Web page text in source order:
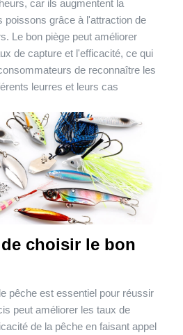
car ils augmentent la
poissons grâce à l'attraction de
Le bon piège peut améliorer
de capture et l'efficacité, ce qui
de reconnaître les
leurres et leurs cas
choisir le bon
pêche est essentiel pour réussir
peut améliorer les taux de
de la pêche en faisant appel